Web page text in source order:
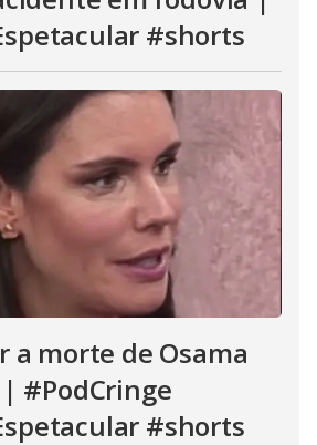
#shorts
a morte de Osama
#PodCringe
#shorts